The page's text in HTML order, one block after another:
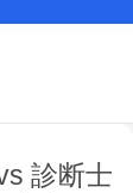
診断士